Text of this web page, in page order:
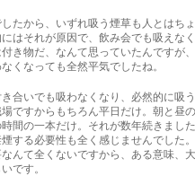
たから、いずれ吸う煙草も人とはち
はそれが原因で、飲み会でも吸えな
き物だ、なんて思っていたんですが
くなっても全然平気でしたね。
合いでも吸わなくなり、必然的に吸
ですからもちろん平日だけ。朝と昼の
間の一本だけ。それが数年続きまし
する必要性も全く感じませんでした
んて全くないですから、ある意味、
です。